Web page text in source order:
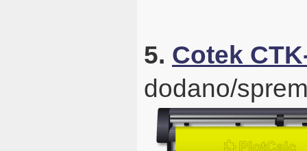
5. Cotek
dodano/